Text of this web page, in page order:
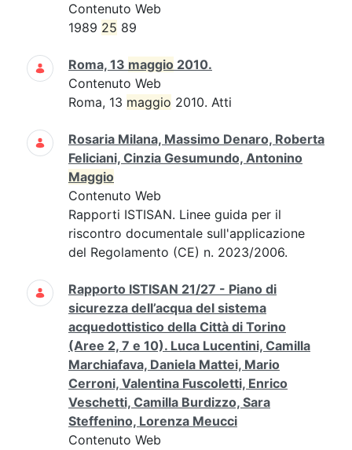
Contenuto Web
1989 25 89
Roma, 13 maggio 2010.
Contenuto Web
Roma, 13 maggio 2010. Atti
Rosaria Milana, Massimo Denaro, Roberta
Feliciani, Cinzia Gesumundo, Antonino
Maggio
Contenuto Web
Rapporti ISTISAN. Linee guida per il
riscontro documentale sull'applicazione
del Regolamento (CE) n. 2023/2006.
Rapporto ISTISAN 21/27 - Piano di
sicurezza dell’acqua del sistema
acquedottistico della Città di Torino
(Aree 2, 7 e 10). Luca Lucentini, Camilla
Marchiafava, Daniela Mattei, Mario
Cerroni, Valentina Fuscoletti, Enrico
Veschetti, Camilla Burdizzo, Sara
Steffenino, Lorenza Meucci
Contenuto Web